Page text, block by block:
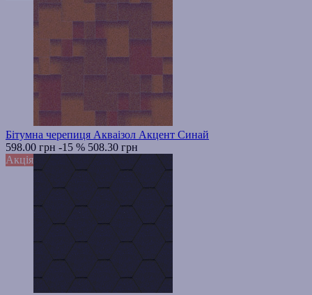
Бітумна черепиця Акваізол Акцент Синай
598.00 грн -15 % 508.30 грн
Акція